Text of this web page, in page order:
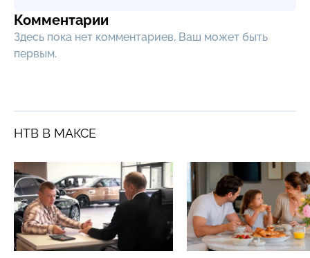
Комментарии
Здесь пока нет комментариев, Ваш может быть
первым.
НТВ В МАКСЕ